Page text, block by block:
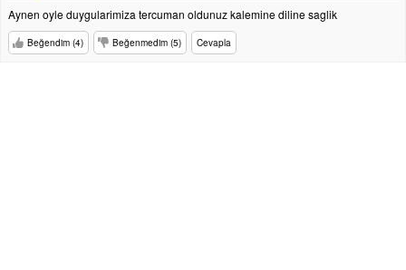
Aynen oyle duygularimiza tercuman oldunuz kalemine diline saglik
Beğendim (4) Beğenmedim (5) Cevapla